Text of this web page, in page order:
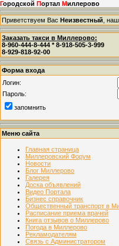
Городской Портал Миллерово
Приветствуем Вас Неизвестный ,
Заказать такси в Миллерово:
8-960-444-8-444 * 8-918-505-3-999
8-929-818-92-00
Форма входа
Логин:
Пароль:
запомнить
Меню сайта
Главная страница
Миллеровский Форум
Новости
Блог Миллерово
Галерея
Доска объявлений
Видео Портала
Бизнес справочник
Общественный транспорт в
Расписание приема врачей
Книга отзывов о Миллерово
Погода в Миллерово
Рекламодателям
Связь с Администратором